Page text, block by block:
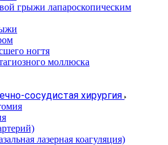
грыжи лапароскопическим
ногтя
моллюска
сосудистая хирургия
лазерная коагуляция)